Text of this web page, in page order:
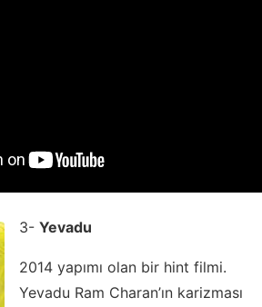
3- Yevadu
2014 yapımı olan bir hint filmi.
Yevadu Ram Charan’ın karizması